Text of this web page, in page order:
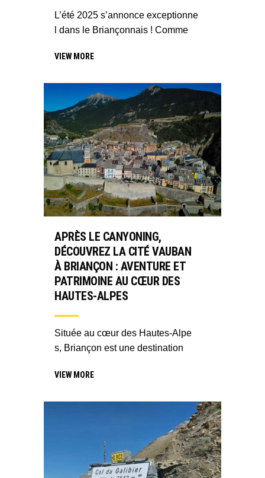
L’été 2025 s’annonce exceptionne
l dans le Briançonnais ! Comme
VIEW MORE
APRÈS LE CANYONING,
DÉCOUVREZ LA CITÉ VAUBAN
À BRIANÇON : AVENTURE ET
PATRIMOINE AU CŒUR DES
HAUTES-ALPES
Située au cœur des Hautes-Alpe
s, Briançon est une destination
VIEW MORE